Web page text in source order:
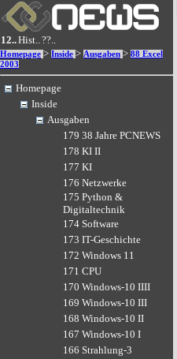
12..Hist..??..
Homepage > Inside > Ausgaben > 88 Excel
2003
Homepage
Inside
Ausgaben
179 38 Jahre PCNEWS
178 KI II
177 KI
176 Netzwerke
175 Python &
Digitaltechnik
174 Software
173 IT-Geschichte
172 Windows 11
171 CPU
170 Windows-10 IIII
169 Windows-10 III
168 Windows-10 II
167 Windows-10 I
166 Strahlung-3